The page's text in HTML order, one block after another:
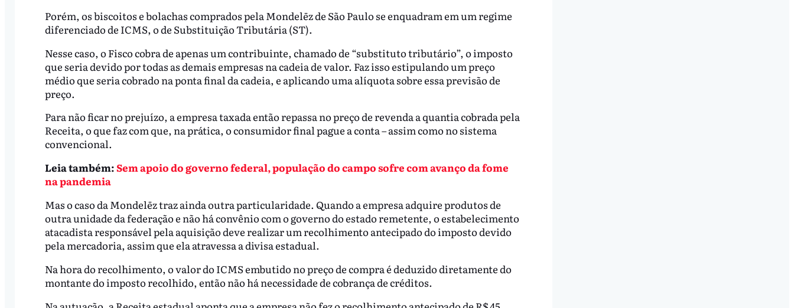
Porém, os biscoitos e bolachas comprados pela Mondelēz de São Paulo se enquadram em um regime
diferenciado de ICMS, o de Substituição Tributária (ST).
Nesse caso, o Fisco cobra de apenas um contribuinte, chamado de “substituto tributário”, o imposto
que seria devido por todas as demais empresas na cadeia de valor. Faz isso estipulando um preço
médio que seria cobrado na ponta final da cadeia, e aplicando uma alíquota sobre essa previsão de
preço.
Para não ficar no prejuízo, a empresa taxada então repassa no preço de revenda a quantia cobrada pela
Receita, o que faz com que, na prática, o consumidor final pague a conta – assim como no sistema
convencional.
Leia também:Sem apoio do governo federal, população do campo sofre com avanço da fome
na pandemia
Mas o caso da Mondelēz traz ainda outra particularidade. Quando a empresa adquire produtos de
outra unidade da federação e não há convênio com o governo do estado remetente, o estabelecimento
atacadista responsável pela aquisição deve realizar um recolhimento antecipado do imposto devido
pela mercadoria, assim que ela atravessa a divisa estadual.
Na hora do recolhimento, o valor do ICMS embutido no preço de compra é deduzido diretamente do
montante do imposto recolhido, então não há necessidade de cobrança de créditos.